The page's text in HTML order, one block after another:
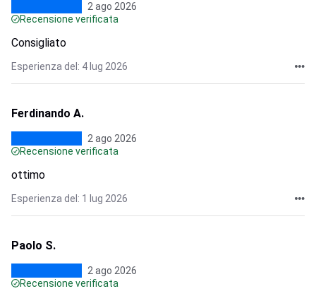
2 ago 2026
Recensione verificata
Consigliato
Esperienza del: 4 lug 2026
Ferdinando A.
2 ago 2026
Recensione verificata
ottimo
Esperienza del: 1 lug 2026
Paolo S.
2 ago 2026
Recensione verificata